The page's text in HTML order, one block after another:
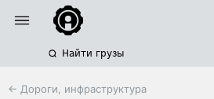
Найти грузы
← Дороги, инфраструктура